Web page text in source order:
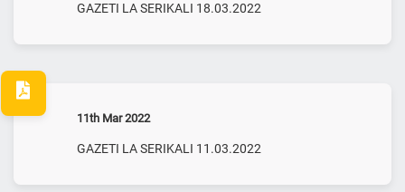
GAZETI LA SERIKALI 18.03.2022
11th Mar 2022
GAZETI LA SERIKALI 11.03.2022